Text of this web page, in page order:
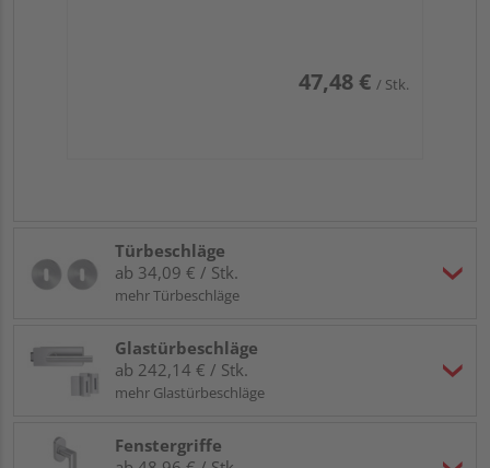
47,48 € / Stk.
Türbeschläge
ab 34,09 € / Stk.
mehr Türbeschläge
Glastürbeschläge
ab 242,14 € / Stk.
mehr Glastürbeschläge
Fenstergriffe